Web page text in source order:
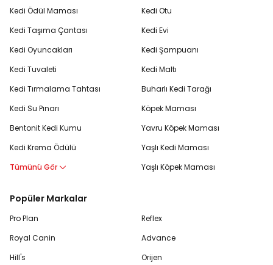
Kedi Ödül Maması
Kedi Taşıma Çantası
Kedi Oyuncakları
Kedi Tuvaleti
Kedi Tırmalama Tahtası
Kedi Su Pınarı
Bentonit Kedi Kumu
Kedi Krema Ödülü
Tümünü Gör
Kedi Otu
Kedi Evi
Kedi Şampuanı
Kedi Maltı
Buharlı Kedi Tarağı
Köpek Maması
Yavru Köpek Maması
Yaşlı Kedi Maması
Yaşlı Köpek Maması
Popüler Markalar
Pro Plan
Royal Canin
Hill's
Reflex
Advance
Orijen